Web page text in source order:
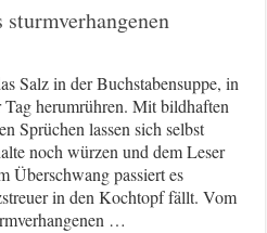
Salz in der Buchstabensuppe, in
Tag herumrühren. Mit bildhaften
Sprüchen lassen sich selbst
noch würzen und dem Leser
Überschwang passiert es
in den Kochtopf fällt. Vom
…